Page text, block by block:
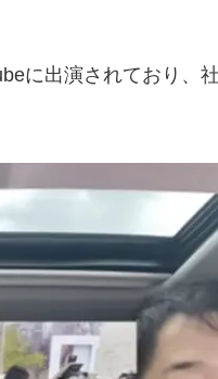
に出演されており、